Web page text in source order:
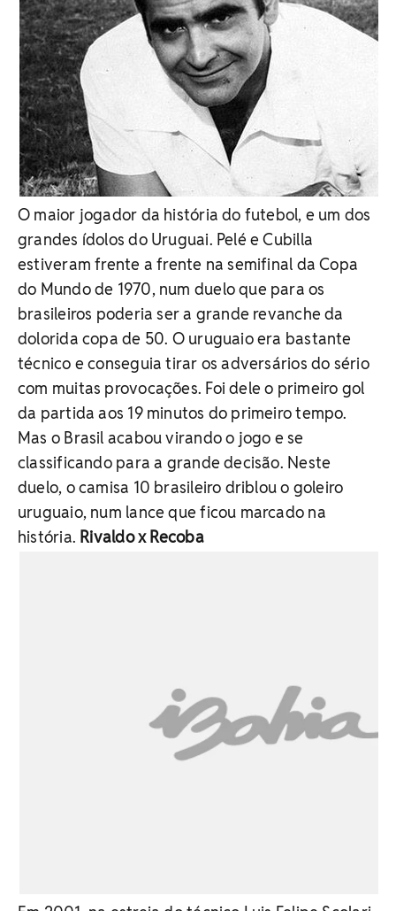
O maior jogador da história do futebol, e um dos
grandes ídolos do Uruguai. Pelé e Cubilla
estiveram frente a frente na semifinal da Copa
do Mundo de 1970, num duelo que para os
brasileiros poderia ser a grande revanche da
dolorida copa de 50. O uruguaio era bastante
técnico e conseguia tirar os adversários do sério
com muitas provocações. Foi dele o primeiro gol
da partida aos 19 minutos do primeiro tempo.
Mas o Brasil acabou virando o jogo e se
classificando para a grande decisão. Neste
duelo, o camisa 10 brasileiro driblou o goleiro
uruguaio, num lance que ficou marcado na
história. Rivaldo x Recoba